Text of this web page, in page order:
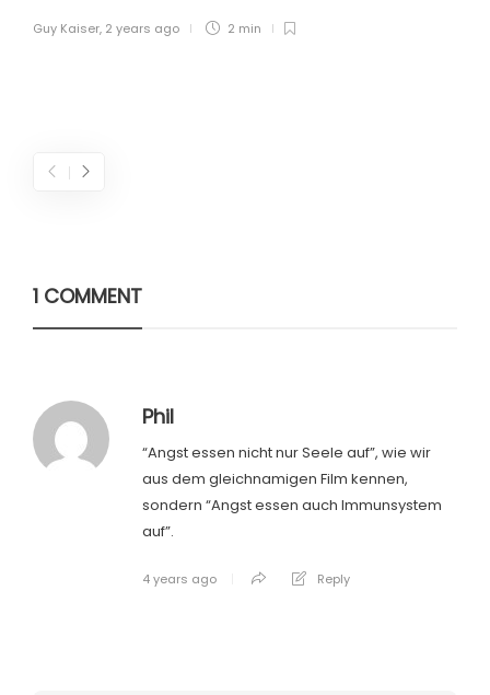
Guy Kaiser, 2 years ago 2 min
1 COMMENT
Phil
“Angst essen nicht nur Seele auf”, wie wir
aus dem gleichnamigen Film kennen,
sondern “Angst essen auch Immunsystem
auf”.
4 years ago Reply